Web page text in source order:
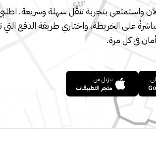
واستمتعي بتجربة تنقّل سهلة وسريعة.
على الخريطة، واختاري طريقة الدفع
في كل مرة.
تنزيل من
متجر التطبيقات